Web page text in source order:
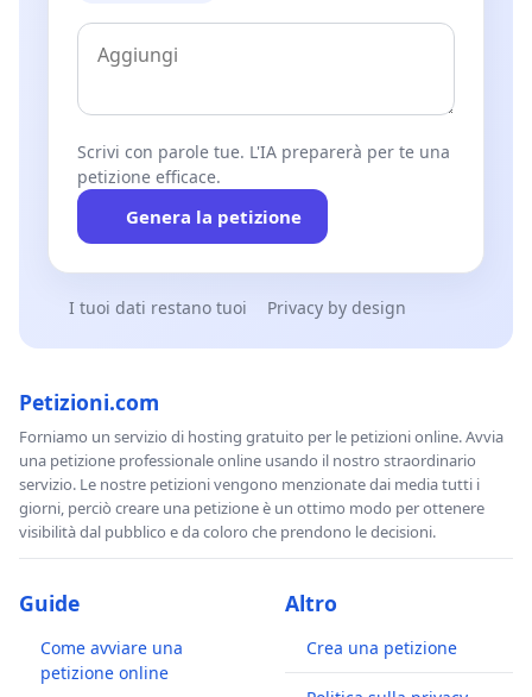
Scrivi con parole tue. L'IA preparerà per te una
petizione efficace.
Genera la petizione
I tuoi dati restano tuoi Privacy by design
Petizioni.com
Forniamo un servizio di hosting gratuito per le petizioni online. Avvia
una petizione professionale online usando il nostro straordinario
servizio. Le nostre petizioni vengono menzionate dai media tutti i
giorni, perciò creare una petizione è un ottimo modo per ottenere
visibilità dal pubblico e da coloro che prendono le decisioni.
Guide
Come avviare una
petizione online
Altro
Crea una petizione